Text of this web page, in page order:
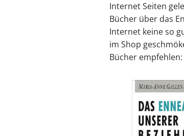
Internet Seiten
Bücher über das
Internet keine so
im Shop
Bücher empfehlen: